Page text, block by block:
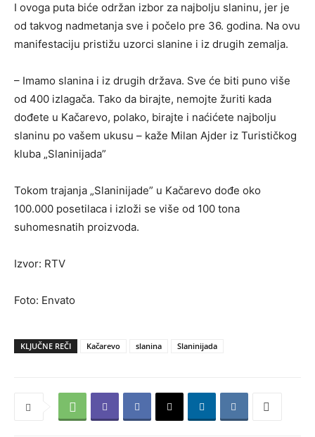
I ovoga puta biće održan izbor za najbolju slaninu, jer je
od takvog nadmetanja sve i počelo pre 36. godina. Na ovu
manifestaciju pristižu uzorci slanine i iz drugih zemalja.
– Imamo slanina i iz drugih država. Sve će biti puno više
od 400 izlagača. Tako da birajte, nemojte žuriti kada
dođete u Kačarevo, polako, birajte i naćićete najbolju
slaninu po vašem ukusu – kaže Milan Ajder iz Turističkog
kluba „Slaninijada”
Tokom trajanja „Slaninijade” u Kačarevo dođe oko
100.000 posetilaca i izloži se više od 100 tona
suhomesnatih proizvoda.
Izvor: RTV
Foto: Envato
KLJUČNE REČI Kačarevo slanina Slaninijada